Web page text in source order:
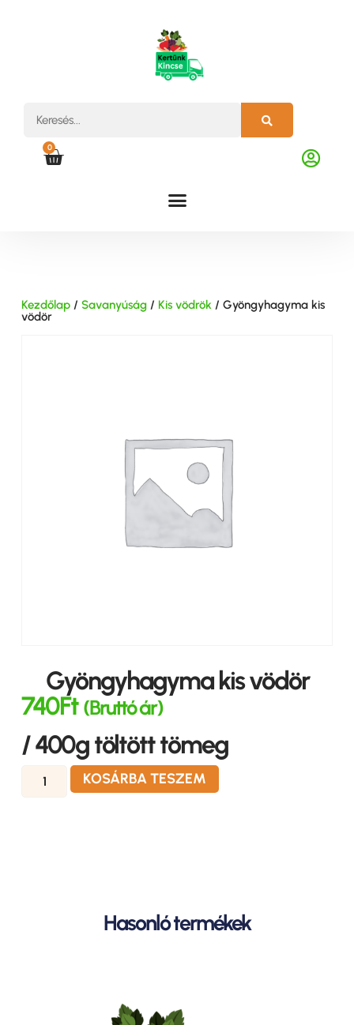
0
Kezdőlap/ Savanyúság/ Kis vödrök / Gyöngyhagyma kis
vödör
Gyöngyhagyma kis vödör
740Ft (Bruttó ár)
/ 400g töltött tömeg
KOSÁRBA TESZEM
Hasonló termékek